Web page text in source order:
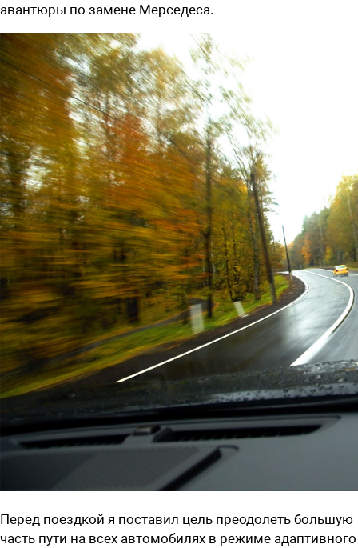
авантюры по замене Мерседеса.
Перед поездкой я поставил цель преодолеть большую
часть пути на всех автомобилях в режиме адаптивного